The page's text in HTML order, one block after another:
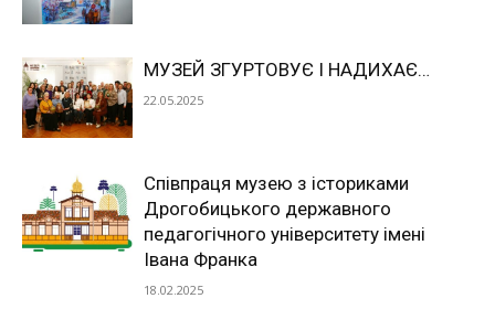
МУЗЕЙ ЗГУРТОВУЄ І НАДИХАЄ…
22.05.2025
Співпраця музею з істориками
Дрогобицького державного
педагогічного університету імені
Івана Франка
18.02.2025